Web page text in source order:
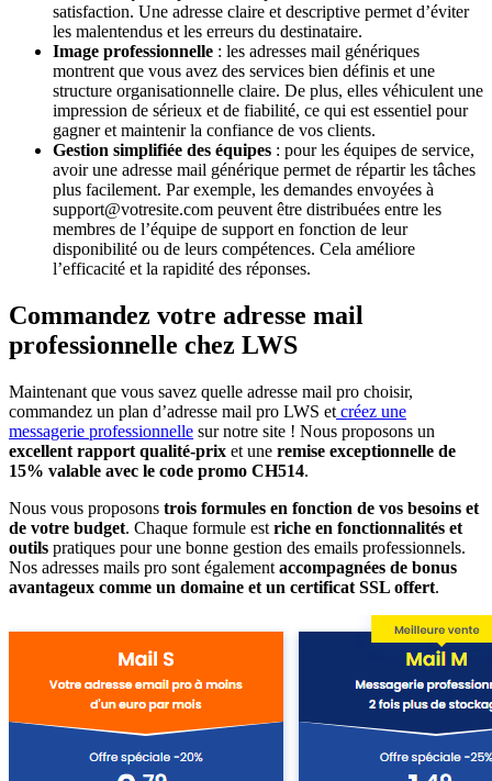
satisfaction. Une adresse claire et descriptive permet d’éviter
les malentendus et les erreurs du destinataire.
Image professionnelle : les adresses mail génériques
montrent que vous avez des services bien définis et une
structure organisationnelle claire. De plus, elles véhiculent une
impression de sérieux et de fiabilité, ce qui est essentiel pour
gagner et maintenir la confiance de vos clients.
Gestion simplifiée des équipes : pour les équipes de service,
avoir une adresse mail générique permet de répartir les tâches
plus facilement. Par exemple, les demandes envoyées à
support@votresite.com peuvent être distribuées entre les
membres de l’équipe de support en fonction de leur
disponibilité ou de leurs compétences. Cela améliore
l’efficacité et la rapidité des réponses.
Commandez votre adresse mail
professionnelle chez LWS
Maintenant que vous savez quelle adresse mail pro choisir,
commandez un plan d’adresse mail pro LWS et créez une
messagerie professionnelle sur notre site ! Nous proposons un
excellent rapport qualité-prix et une remise exceptionnelle de
15% valable avec le code promo CH514.
Nous vous proposons trois formules en fonction de vos besoins et
de votre budget. Chaque formule est riche en fonctionnalités et
outils pratiques pour une bonne gestion des emails professionnels.
Nos adresses mails pro sont également accompagnées de bonus
avantageux comme un domaine et un certificat SSL offert.